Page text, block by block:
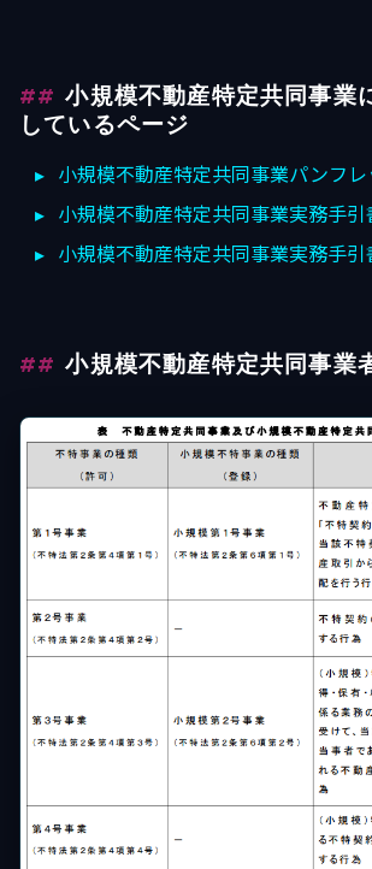
小規模不動産特定共同事業
しているページ
小規模不動産特定共同事業パンフレ
小規模不動産特定共同事業実務手引
小規模不動産特定共同事業実務手引
小規模不動産特定共同事業